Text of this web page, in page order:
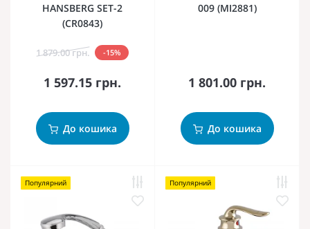
HANSBERG SET-2
(CR0843)
1 879.00 грн. -15%
1 597.15 грн.
До кошика
009 (MI2881)
1 801.00 грн.
До кошика
Популярний Популярний